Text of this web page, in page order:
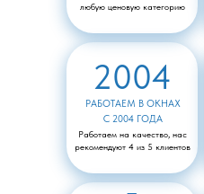
любую ценовую категорию
РАБОТАЕМ В ОКНАХ
С 2004 ГОДА
Работаем на качество, нас
рекомендуют 4 из 5 клиентов
2004